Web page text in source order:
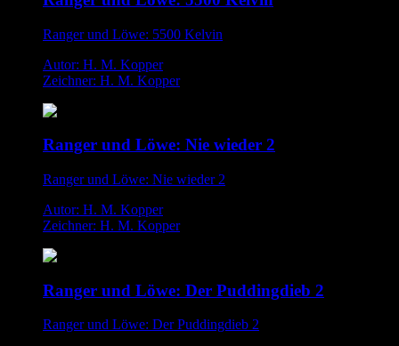
Ranger und Löwe: 5500 Kelvin
Autor: H. M. Kopper
Zeichner: H. M. Kopper
Ranger und Löwe: Nie wieder 2
Ranger und Löwe: Nie wieder 2
Autor: H. M. Kopper
Zeichner: H. M. Kopper
Ranger und Löwe: Der Puddingdieb 2
Ranger und Löwe: Der Puddingdieb 2